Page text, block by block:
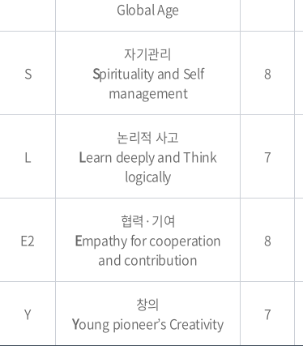
Global Age
S
자기관리
Spirituality and Self
management
8
L
논리적 사고
Learn deeply and Think
logically
7
E2
협력·기여
Empathy for cooperation
and contribution
8
Y
창의
Young pioneer’s Creativity 7